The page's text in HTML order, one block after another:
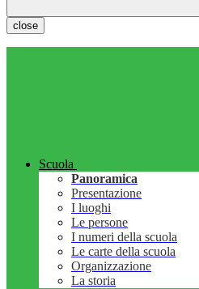
close
Scuola
Panoramica
Presentazione
I luoghi
Le persone
I numeri della scuola
Le carte della scuola
Organizzazione
La storia